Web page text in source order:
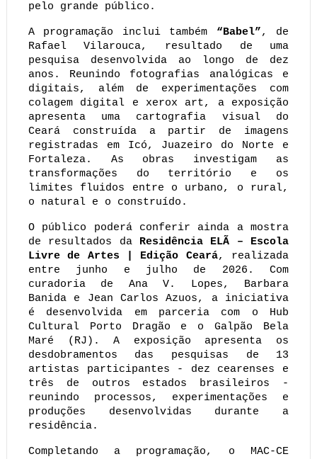
pelo grande público.
A programação inclui também “Babel”, de
Rafael Vilarouca, resultado de uma
pesquisa desenvolvida ao longo de dez
anos. Reunindo fotografias analógicas e
digitais, além de experimentações com
colagem digital e xerox art, a exposição
apresenta uma cartografia visual do
Ceará construída a partir de imagens
registradas em Icó, Juazeiro do Norte e
Fortaleza. As obras investigam as
transformações do território e os
limites fluidos entre o urbano, o rural,
o natural e o construído.
O público poderá conferir ainda a mostra
de resultados da Residência ELÃ – Escola
Livre de Artes | Edição Ceará, realizada
entre junho e julho de 2026. Com
curadoria de Ana V. Lopes, Barbara
Banida e Jean Carlos Azuos, a iniciativa
é desenvolvida em parceria com o Hub
Cultural Porto Dragão e o Galpão Bela
Maré (RJ). A exposição apresenta os
desdobramentos das pesquisas de 13
artistas participantes - dez cearenses e
três de outros estados brasileiros -
reunindo processos, experimentações e
produções desenvolvidas durante a
residência.
Completando a programação, o MAC-CE